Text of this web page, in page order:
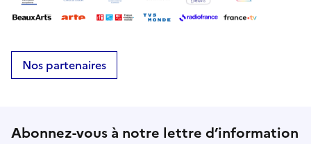
Nos partenaires
Abonnez-vous à notre lettre d’information